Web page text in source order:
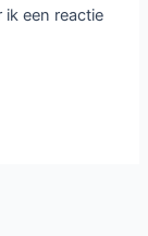
een reactie